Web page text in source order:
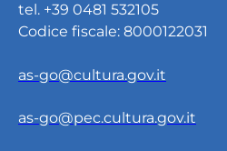
tel. +39 0481 532105
Codice fiscale: 8000122031
as-go@cultura.gov.it
as-go@pec.cultura.gov.it